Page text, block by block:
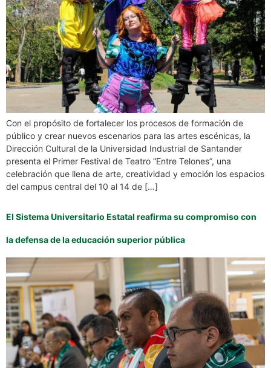
Con el propósito de fortalecer los procesos de formación de
público y crear nuevos escenarios para las artes escénicas, la
Dirección Cultural de la Universidad Industrial de Santander
presenta el Primer Festival de Teatro “Entre Telones”, una
celebración que llena de arte, creatividad y emoción los espacios
del campus central del 10 al 14 de […]
El Sistema Universitario Estatal reafirma su compromiso con
la defensa de la educación superior pública